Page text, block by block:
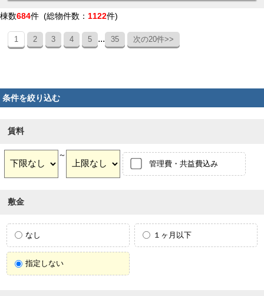
棟数684件 (総物件数： 1122件)
1 2 3 4 5 ... 35 次の20件>>
条件を絞り込む
賃料
～
管理費・共益費込み
敷金
なし １ヶ月以下
指定しない